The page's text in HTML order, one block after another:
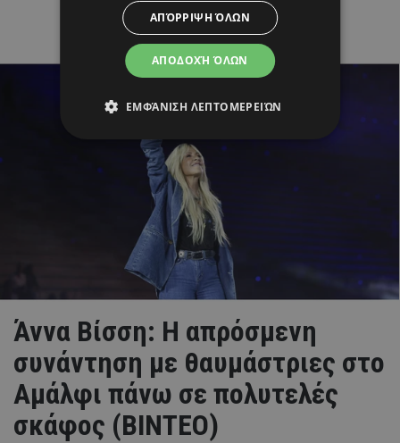
Άννα Βίσση: Η απρόσμενη
συνάντηση με θαυμάστριες στο
Αμάλφι πάνω σε πολυτελές
σκάφος (ΒΙΝΤΕΟ)
ΑΠΟΔΟΧΉ ΌΛΩΝ
ΑΠΌΡΡΙΨΗ ΌΛΩΝ
ΕΜΦΆΝΙΣΗ ΛΕΠΤΟΜΕΡΕΙΏΝ